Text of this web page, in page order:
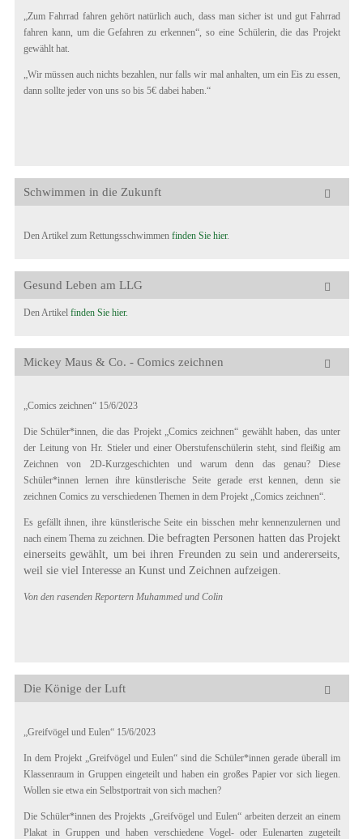
„Zum Fahrrad fahren gehört natürlich auch, dass man sicher ist und gut Fahrrad
fahren kann, um die Gefahren zu erkennen“, so eine Schülerin, die das Projekt
gewählt hat.
„Wir müssen auch nichts bezahlen, nur falls wir mal anhalten, um ein Eis zu essen,
dann sollte jeder von uns so bis 5€ dabei haben.“
Schwimmen in die Zukunft
Den Artikel zum Rettungsschwimmen finden Sie hier.
Gesund Leben am LLG
Den Artikel finden Sie hier.
Mickey Maus & Co. - Comics zeichnen
„Comics zeichnen“ 15/6/2023
Die Schüler*innen, die das Projekt „Comics zeichnen“ gewählt haben, das unter
der Leitung von Hr. Stieler und einer Oberstufenschülerin steht, sind fleißig am
Zeichnen von 2D-Kurzgeschichten und warum denn das genau? Diese
Schüler*innen lernen ihre künstlerische Seite gerade erst kennen, denn sie
zeichnen Comics zu verschiedenen Themen in dem Projekt „Comics zeichnen“.
Es gefällt ihnen, ihre künstlerische Seite ein bisschen mehr kennenzulernen und
nach einem Thema zu zeichnen. Die befragten Personen hatten das Projekt
einerseits gewählt, um bei ihren Freunden zu sein und andererseits,
weil sie viel Interesse an Kunst und Zeichnen aufzeigen.
Von den rasenden Reportern Muhammed und Colin
Die Könige der Luft
„Greifvögel und Eulen“ 15/6/2023
In dem Projekt „Greifvögel und Eulen“ sind die Schüler*innen gerade überall im
Klassenraum in Gruppen eingeteilt und haben ein großes Papier vor sich liegen.
Wollen sie etwa ein Selbstportrait von sich machen?
Die Schüler*innen des Projekts „Greifvögel und Eulen“ arbeiten derzeit an einem
Plakat in Gruppen und haben verschiedene Vogel- oder Eulenarten zugeteilt